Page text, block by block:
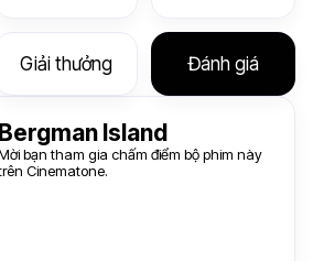
Giải thưởng Đánh giá
Island
bạn tham gia chấm điểm bộ phim này
Cinematone.